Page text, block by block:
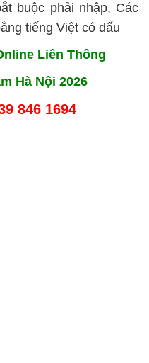
buộc phải nhập, Các
tiếng Việt có dấu
Liên Thông
Hà Nội 2026
846 1694